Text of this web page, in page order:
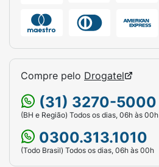
Compre pelo Drogatel
(31) 3270-5000
(BH e Região) Todos os dias, 06h às 00h
0300.313.1010
(Todo Brasil) Todos os dias, 06h às 00h